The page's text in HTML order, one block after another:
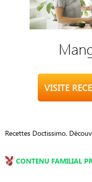
VISITE
Recettes Doctissimo.
CONTENU FAMILIAL